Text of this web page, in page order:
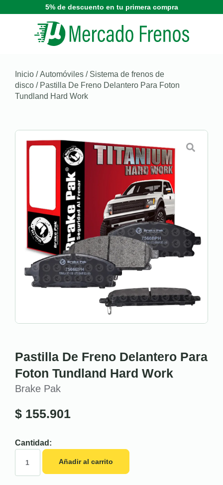
5% de descuento en tu primera compra
Inicio /Automóviles / Sistema de frenos de
disco / Pastilla De Freno Delantero Para Foton
Tundland Hard Work
Pastilla De Freno Delantero Para
Foton Tundland Hard Work
Brake Pak
$ 155.901
Cantidad:
Añadir al carrito